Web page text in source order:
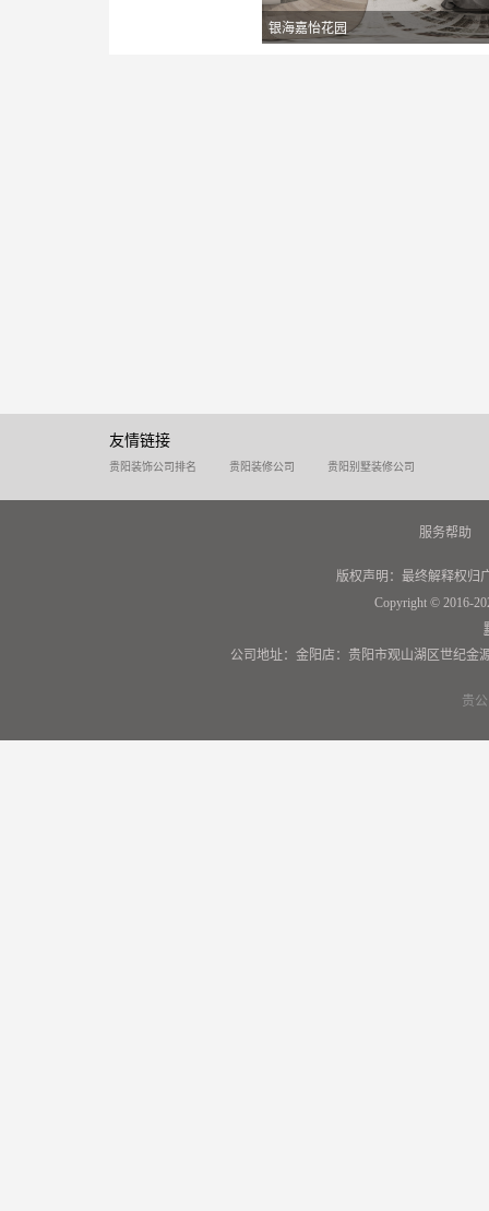
银海嘉怡花园
友情链接
贵阳装饰公司排名 贵阳装修公司 贵阳别墅装修公司
服务帮助
版权声明：最终解释权归
Copyright © 2016-
公司地址：金阳店：贵阳市观山湖区世纪金
贵